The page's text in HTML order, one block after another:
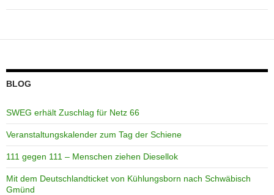
BLOG
SWEG erhält Zuschlag für Netz 66
Veranstaltungskalender zum Tag der Schiene
111 gegen 111 – Menschen ziehen Diesellok
Mit dem Deutschlandticket von Kühlungsborn nach Schwäbisch
Gmünd